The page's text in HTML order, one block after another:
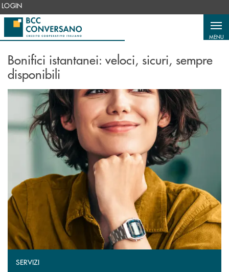
Salta al contenuto principale
LOGIN
MENU
Bonifici istantanei: veloci, sicuri, sempre
disponibili
SERVIZI